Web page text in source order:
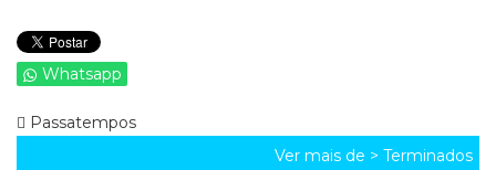
Whatsapp
Passatempos
Ver mais de > Terminados